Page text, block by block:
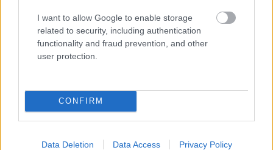
I want to allow Google to enable storage
related to security, including authentication
functionality and fraud prevention, and other
user protection.
CONFIRM
Data Deletion Data Access Privacy Policy